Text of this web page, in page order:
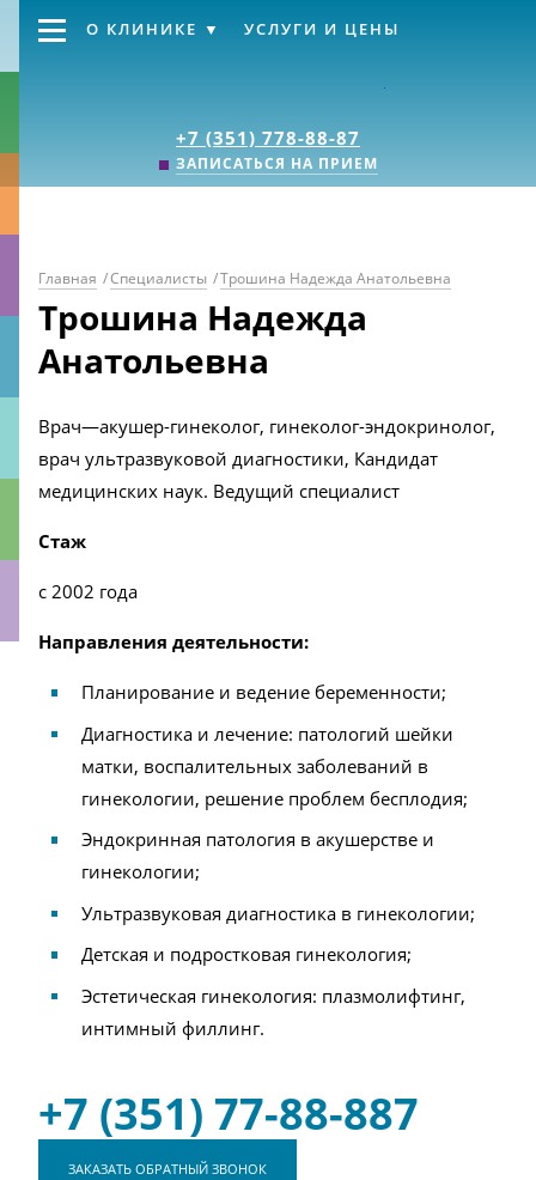
+7 (351) 778-88-87
ЗАПИСАТЬСЯ НА ПРИЕМ
О КЛИНИКЕ УСЛУГИ И ЦЕНЫ
Главная /Специалисты /Трошина Надежда Анатольевна
Трошина Надежда
Анатольевна
Врач—акушер-гинеколог, гинеколог-эндокринолог,
врач ультразвуковой диагностики, Кандидат
медицинских наук. Ведущий специалист
Стаж
с 2002 года
Направления деятельности:
Планирование и ведение беременности;
Диагностика и лечение: патологий шейки
матки, воспалительных заболеваний в
гинекологии, решение проблем бесплодия;
Эндокринная патология в акушерстве и
гинекологии;
Ультразвуковая диагностика в гинекологии;
Детская и подростковая гинекология;
Эстетическая гинекология: плазмолифтинг,
интимный филлинг.
+7 (351) 77-88-887
ЗАКАЗАТЬ ОБРАТНЫЙ ЗВОНОК